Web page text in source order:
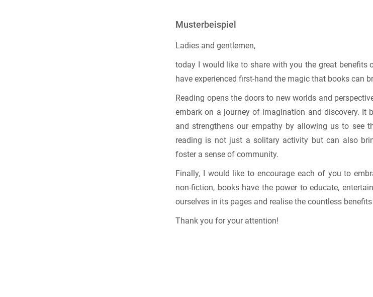
Musterbeispiel
Ladies and gentlemen,
today I would like to share with you the great benefits
have experienced first-hand the magic that books can
Reading opens the doors to new worlds and
embark on a journey of imagination and discovery. It
and strengthens our empathy by allowing us to see
reading is not just a solitary activity but can also
foster a sense of community.
Finally, I would like to encourage each of you to
non-fiction, books have the power to educate,
ourselves in its pages and realise the countless
Thank you for your attention!